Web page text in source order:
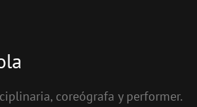
coreógrafa y performer.